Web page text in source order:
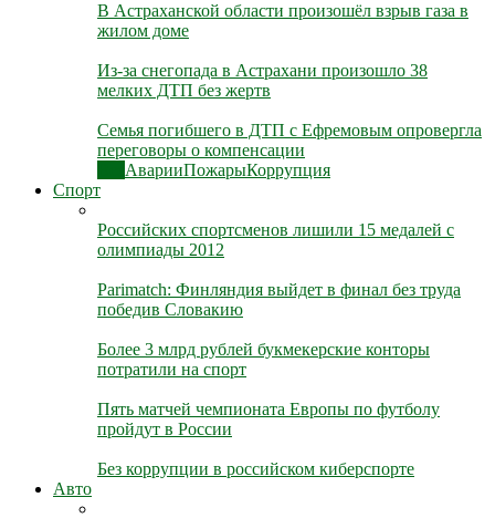
В Астраханской области произошёл взрыв газа в
жилом доме
Из-за снегопада в Астрахани произошло 38
мелких ДТП без жертв
Семья погибшего в ДТП с Ефремовым опровергла
переговоры о компенсации
АварииПожарыКоррупция
Спорт
Российских спортсменов лишили 15 медалей с
олимпиады 2012
Parimatch: Финляндия выйдет в финал без труда
победив Словакию
Более 3 млрд рублей букмекерские конторы
потратили на спорт
Пять матчей чемпионата Европы по футболу
пройдут в России
Без коррупции в российском киберспорте
Авто